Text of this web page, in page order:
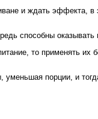
и ждать эффекта, в
способны
то применять их
порции, и